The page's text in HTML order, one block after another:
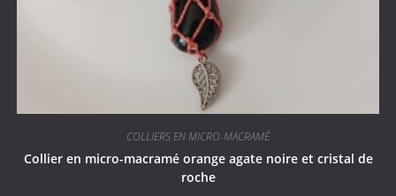
COLLIERS EN MICRO-MACRAMÉ
Collier en micro-macramé orange agate noire et cristal de
roche